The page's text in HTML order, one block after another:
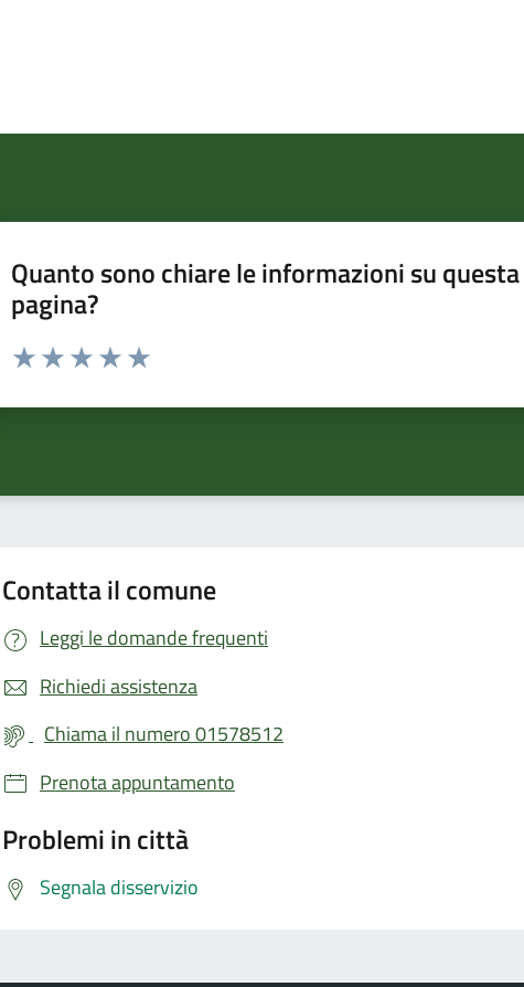
Quanto sono chiare le informazioni su questa
pagina?
Valuta da 1 a 5 stelle la pagina
Contatta il comune
Leggi le domande frequenti
Richiedi assistenza
Chiama il numero 01578512
Prenota appuntamento
Problemi in città
Segnala disservizio